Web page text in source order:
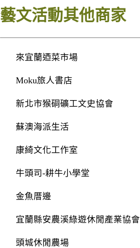
藝文活動其他商家
來宜蘭迺菜市場
Moku旅人書店
新北市猴硐礦工文史協會
蘇澳海派生活
康綺文化工作室
牛頭司-耕牛小學堂
金魚厝邊
宜蘭縣安農溪綠遊休閒產業協會
頭城休閒農場